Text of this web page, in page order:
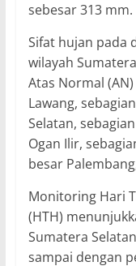
sebesar 313 mm.
Sifat hujan pada
wilayah
Atas Normal
Lawang,
Selatan,
Ogan Ilir,
besar
Monitoring Hari
(HTH)
Sumatera
sampai dengan